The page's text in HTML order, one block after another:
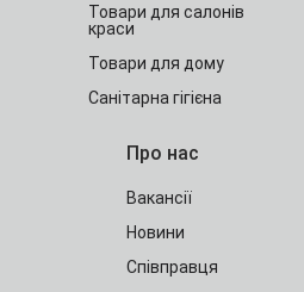
Товари для салонів
краси
Товари для дому
Санітарна гігієна
Про нас
Вакансії
Новини
Співправця